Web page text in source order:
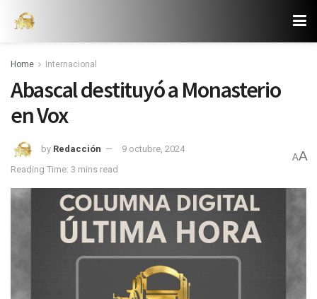
Home Internacional
Abascal destituyó a Monasterio
en Vox
by Redacción
9 octubre, 2024
Reading Time: 3 mins read
AA